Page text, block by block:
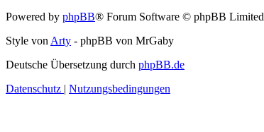
Powered by phpBB® Forum Software © phpBB Limited
Style von Arty - phpBB von MrGaby
Deutsche Übersetzung durch phpBB.de
Datenschutz | Nutzungsbedingungen